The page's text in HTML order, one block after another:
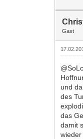
Gast
und
des
das
damit
wieder